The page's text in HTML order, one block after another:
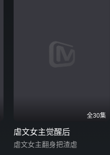
全30集
虐文女主觉醒后
虐文女主翻身把渣虐